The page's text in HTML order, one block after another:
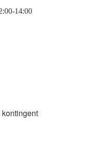
14:00